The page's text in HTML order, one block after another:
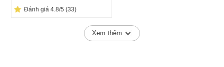
Đánh giá 4.8/5 (33)
Xem thêm